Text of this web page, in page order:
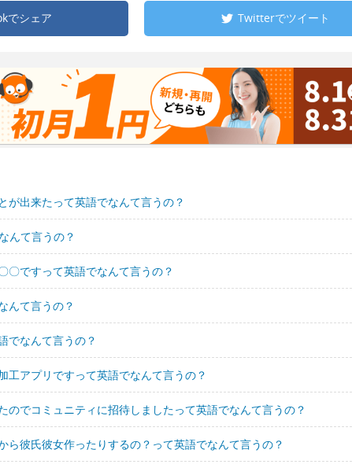
でシェア Twitterでツイート
が出来たって英語でなんて言うの？
んて言うの？
〇ですって英語でなんて言うの？
んて言うの？
でなんて言うの？
工アプリですって英語でなんて言うの？
のでコミュニティに招待しましたって英語でなんて言うの？
ら彼氏彼女作ったりするの？って英語でなんて言うの？